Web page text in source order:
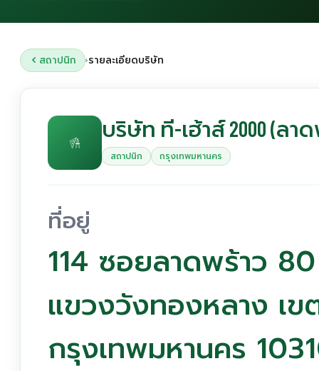
สถาปนิก ›รายละเอียดบริษัท
บริษัท ที-เฮ้าส์ 2000 (ลา
สถาปนิก กรุงเทพมหานคร
ที่อยู่
114 ซอยลาดพร้าว
แขวงวังทองหลาง เ
กรุงเทพมหานคร